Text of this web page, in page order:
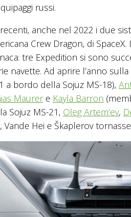
russi.
anche nel 2022 i due
Crew Dragon, di
tre Expedition si sono
navette. Ad aprire l’anno
a bordo della Sojuz MS-18),
Maurere Kayla Barron
Sojuz MS-21, Oleg Artem’ev,
Hei e Škaplerov